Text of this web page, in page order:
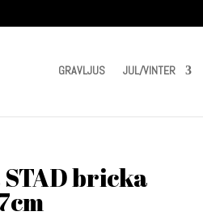
GRAVLJUS JUL/VINTER
bricka